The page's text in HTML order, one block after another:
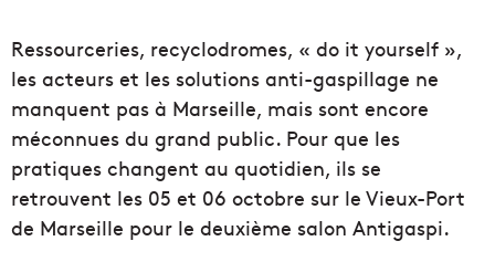
Ressourceries, recyclodromes, « do it yourself »,
les acteurs et les solutions anti-gaspillage ne
manquent pas à Marseille, mais sont encore
méconnues du grand public. Pour que les
pratiques changent au quotidien, ils se
retrouvent les 05 et 06 octobre sur le Vieux-Port
de Marseille pour le deuxième salon Antigaspi.